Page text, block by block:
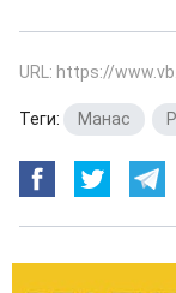
URL: https://
Теги: Манас